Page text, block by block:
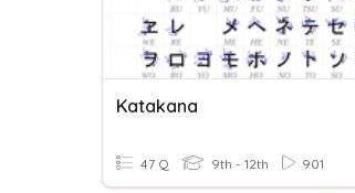
Katakana
47 Q 9th - 12th 901